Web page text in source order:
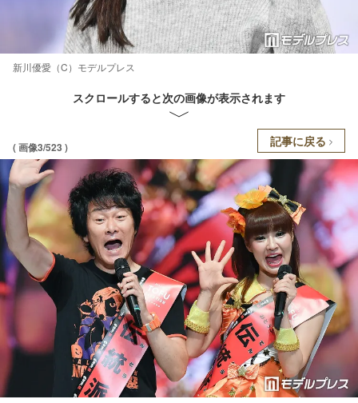
新川優愛（C）モデルプレス
スクロールすると次の画像が表示されます
( 画像3/523 ) 記事に戻る